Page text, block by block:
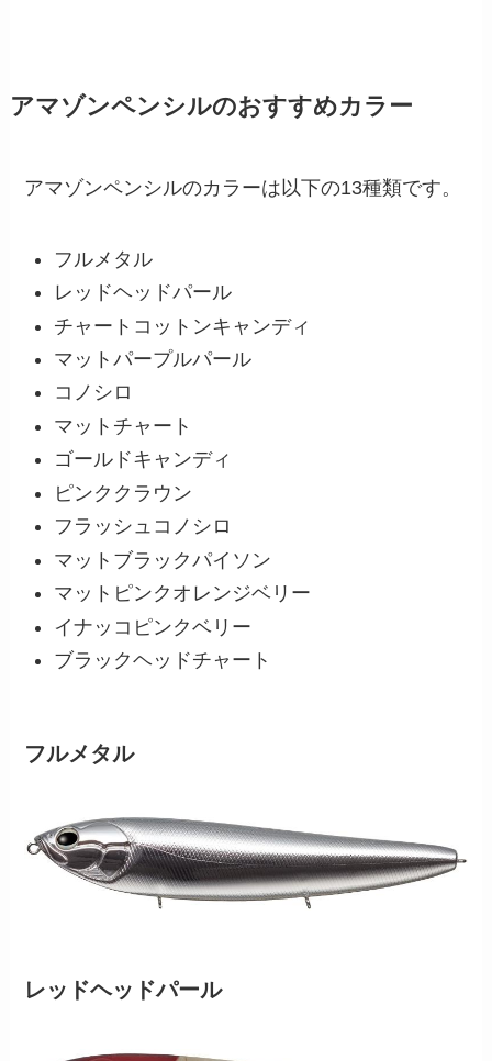
アマゾンペンシルのおすすめカラー
アマゾンペンシルのカラーは以下の13種類です。
フルメタル
レッドヘッドパール
チャートコットンキャンディ
マットパープルパール
コノシロ
マットチャート
ゴールドキャンディ
ピンククラウン
フラッシュコノシロ
マットブラックパイソン
マットピンクオレンジベリー
イナッコピンクベリー
ブラックヘッドチャート
フルメタル
レッドヘッドパール